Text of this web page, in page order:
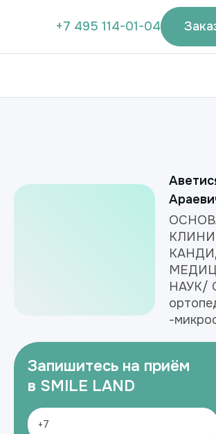
+7 495 114-01-04
НАУК/
-
Запишитесь на приём
в SMILE LAND